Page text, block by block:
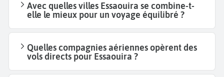
Avec quelles villes Essaouira se combine-t-
elle le mieux pour un voyage équilibré ?
Quelles compagnies aériennes opèrent des
vols directs pour Essaouira ?